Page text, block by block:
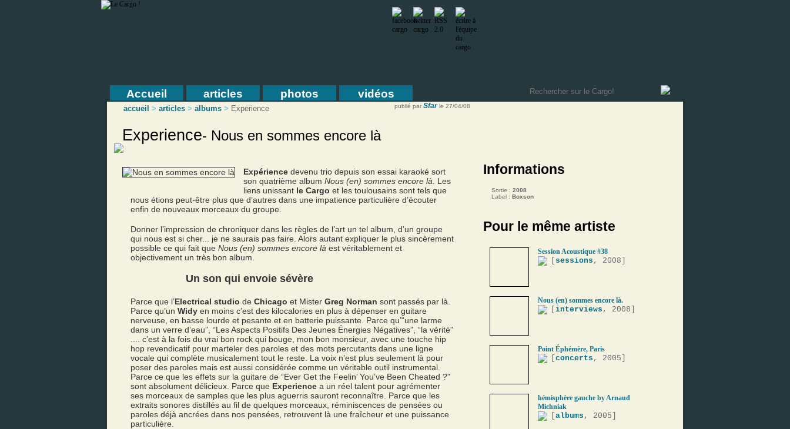
Accueil articles photos vidéos
accueil > articles > albums > Experience publié par Sfar le 27/04/08
Experience- Nous en sommes encore là
Expérience devenu trio depuis son essai karaoké sort
son quatrième album Nous (en) sommes encore là . Les
liens unissant le Cargo et les toulousains sont tels que
nous étions peut-être plus que d’autres dans une impatience particulière d’écouter
enfin de nouveaux morceaux du groupe.
Donner l’impression de chroniquer dans les règles de l’art un tel album, d’un groupe
qui nous est si cher... je ne saurais pas faire. Alors autant expliquer le plus sincèrement
possible ce qui fait que Nous (en) sommes encore là est véritablement et
objectivement un très bon album.
Un son qui envoie sévère
Parce que l’Electrical studio de Chicago et Mister Greg Norman sont passés par là.
Parce qu’un Widy en moins c’est des kilocalories en plus à dépenser en guitare
nerveuse, en basse lourde et pesante et en batterie puissante. Parce qu’“une larme
dans un verre d’eau”, “Les Aspects Positifs Des Jeunes Énergies Négatives”, “la vérité”
.... c’est à la fois du vrai bon rock qui bouge, mon bon monsieur, avec une touche hip
hop revendicatif pour marteler des paroles et des mots percutants dans une ligne
vocale qui complète musicalement tout le reste. La voix n’est plus seulement là pour
poser des paroles mais est aussi considérée comme un véritable outil instrumental.
Parce ce que les effets sur la guitare de “Ever Get the Feelin’ You’ve Been Cheated ?”
sont absolument délicieux. Parce que Experience a un réel talent pour agrémenter
ses morceaux de samples que les plus aguerris sauront reconnaître. Parce que les
extraits sonores distillés au fil de quelques morceaux, réminiscences de pensées ou
paroles déjà ancrées dans nos pensées, retrouvent là une fraîcheur et une puissance
particulière.
Informations
Sortie : 2008
Label : Boxson
Pour le même artiste
Session Acoustique #38
sessions , 2008]
Nous (en) sommes encore là.
interviews , 2008]
Point Éphémère, Paris
concerts , 2005]
hémisphère gauche by Arnaud
Michniak
albums , 2005]